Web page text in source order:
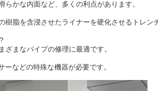
かな内面など、多くの利点があります。
脂を含浸させたライナーを硬化させるトレン
まなパイプの修理に最適です。
などの特殊な機器が必要です。